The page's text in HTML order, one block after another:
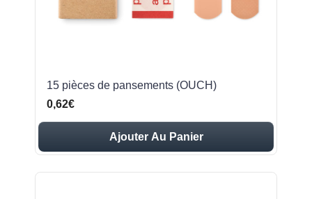
15 pièces de pansements (OUCH)
0,62€
Ajouter Au Panier